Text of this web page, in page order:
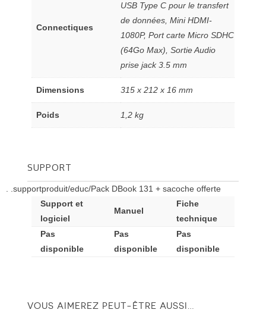
Connectiques
USB Type C pour le transfert
de données, Mini HDMI-
1080P, Port carte Micro SDHC
(64Go Max), Sortie Audio
prise jack 3.5 mm
Dimensions 315 x 212 x 16 mm
Poids 1,2 kg
SUPPORT
. .supportproduit/educ/Pack DBook 131 + sacoche offerte
Support et
logiciel
Manuel
Fiche
technique
Pas
disponible
Pas
disponible
Pas
disponible
VOUS AIMEREZ PEUT-ÊTRE AUSSI…